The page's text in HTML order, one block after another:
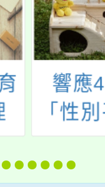
響應
「性
輔導